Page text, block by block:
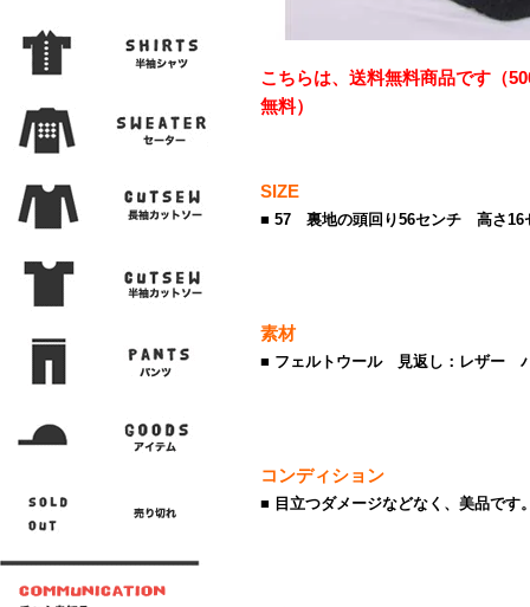
こちらは、送料無料商品です（
無料）
SIZE
■ 57 裏地の頭回り56センチ 高さ16
素材
■ フェルトウール 見返し：レザー
コンディション
■ 目立つダメージなどなく、美品です